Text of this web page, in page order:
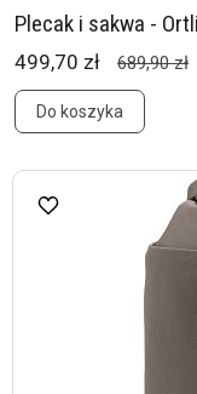
Plecak i sakwa -
499,70 zł 689,90 zł
Do koszyka